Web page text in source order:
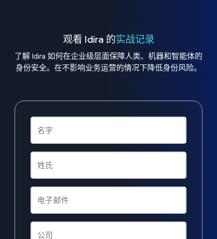
观看 Idira 的实战记录
了解 Idira 如何在企业级层面保障人类、机器和智能体的
身份安全。在不影响业务运营的情况下降低身份风险。